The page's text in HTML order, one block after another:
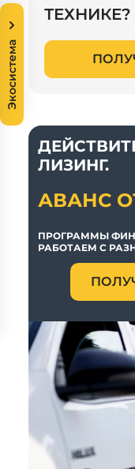
ТЕХНИКЕ?
ЛИЗИНГ.
АВАНС
ПРОГРАММЫ
РАБОТАЕМ С
Экосистема